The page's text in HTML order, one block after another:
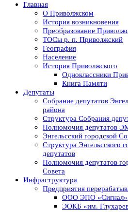
Главная
О Приволжском
История возникновения
Преобразование
ТОСы р. п. Приволжский
География
Население
История Приволжского
Одноклассники
Книга Памяти
Депутаты
Собрание депутатов
района
Структура Собрания
Полномочия депутатов
Энгельсский городской
Структура Энгельсского
депутатов
Полномочия депутатов
Совета
Инфраструктура
Предприятия
ООО ЭПО «Сигнал»
ЭОКБ «им.